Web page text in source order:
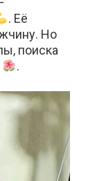
. Её
Но
поиска
.